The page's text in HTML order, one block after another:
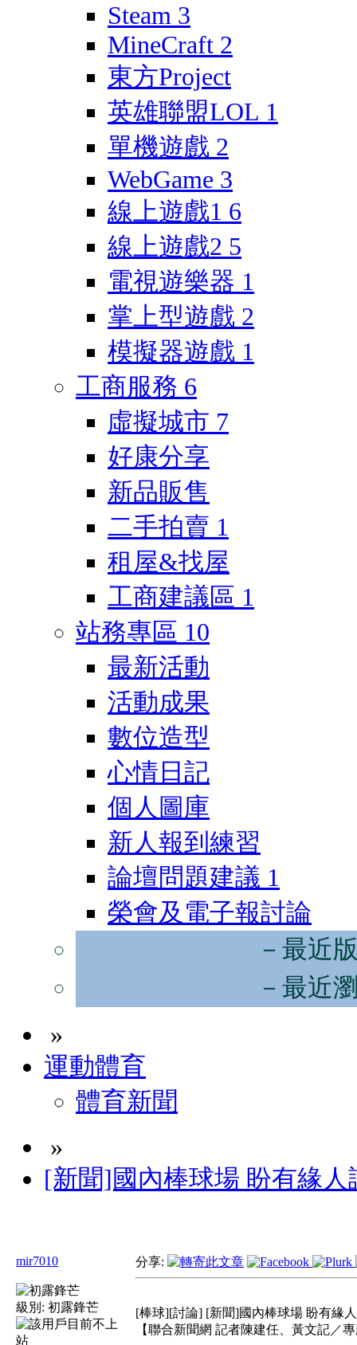
Steam 3
MineCraft 2
東方Project
英雄聯盟LOL 1
單機遊戲 2
WebGame 3
線上遊戲1 6
線上遊戲2 5
電視遊樂器 1
掌上型遊戲 2
模擬器遊戲 1
工商服務 6
虛擬城市 7
好康分享
新品販售
二手拍賣 1
租屋&找屋
工商建議區 1
站務專區 10
最新活動
活動成果
數位造型
心情日記
個人圖庫
新人報到練習
論壇問題建議 1
榮會及電子報討論
－最近
－最近
»
運動體育
體育新聞
»
[新聞]國內棒球場 盼有緣人
mir7010
級別: 初露鋒芒
分享:
[棒球][討論] [新聞]國內棒球場 盼有緣
【聯合新聞網 記者陳建任、黃文記／